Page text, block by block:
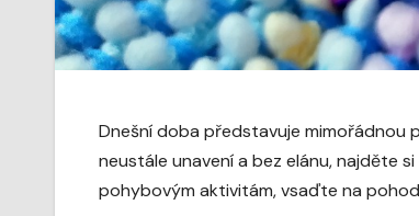
Dnešní doba představuje mimořádnou
neustále unavení a bez elánu, najděte
pohybovým aktivitám, vsaďte na